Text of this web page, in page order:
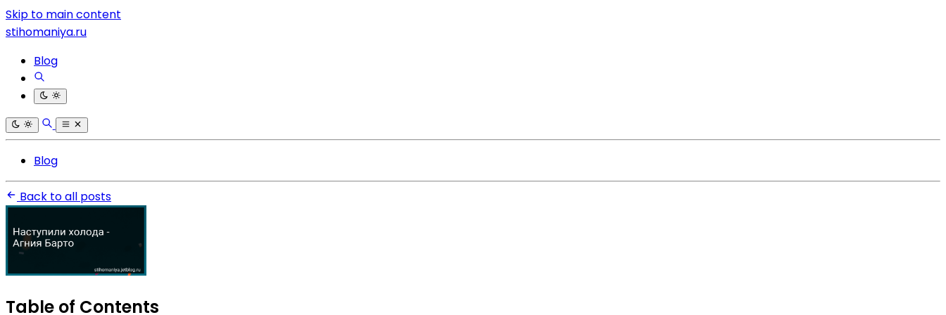
Skip to main content
stihomaniya.ru
Blog
Blog
Back to all posts
Table of Contents